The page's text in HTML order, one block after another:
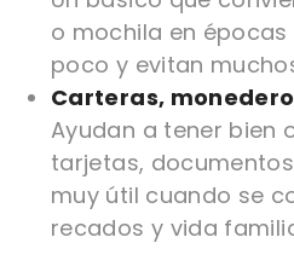
o mochila en épocas
poco y evitan
Carteras,
Ayudan a tener bien
tarjetas,
muy útil cuando se
recados y vida